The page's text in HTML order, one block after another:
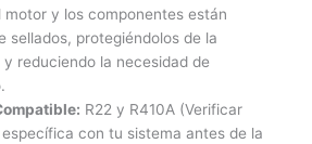
motor y los componentes están
sellados, protegiéndolos de la
reduciendo la necesidad de
R22 y R410A (Verificar
con tu sistema antes de la